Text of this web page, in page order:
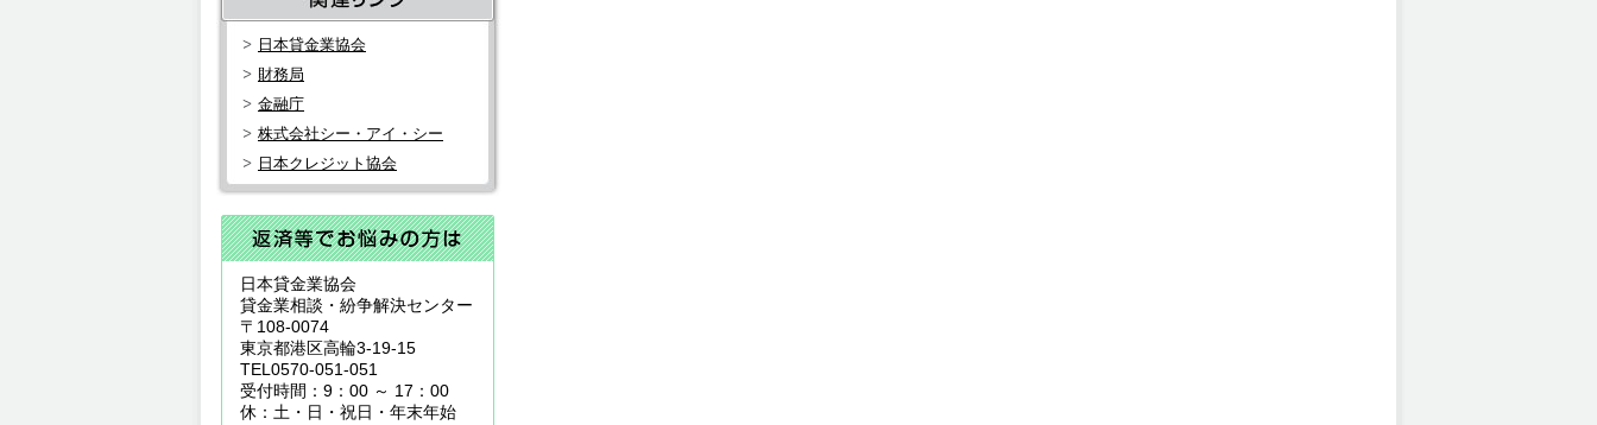
日本貸金業協会
財務局
金融庁
株式会社シー・アイ・シー
日本クレジット協会
日本貸金業協会
貸金業相談・紛争解決センター
〒108-0074
東京都港区高輪3-19-15
TEL0570-051-051
受付時間：9：00 ～ 17：00
休：土・日・祝日・年末年始